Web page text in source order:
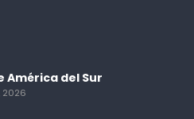
América del Sur
2026